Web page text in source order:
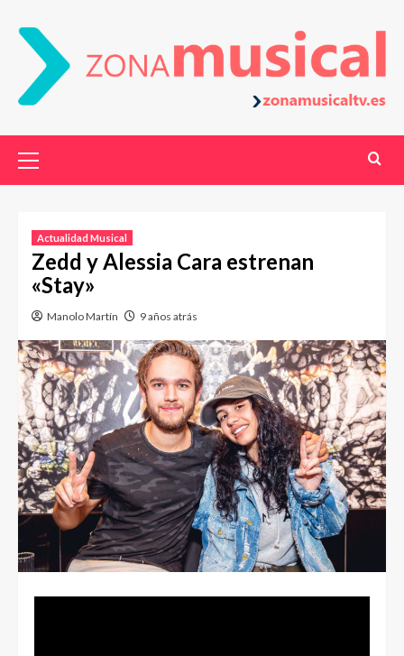
Actualidad Musical
Zedd y Alessia Cara estrenan
«Stay»
Manolo Martín 9 años atrás